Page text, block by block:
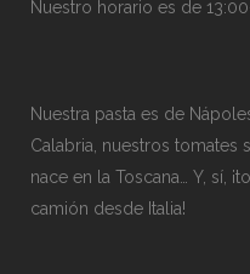
Nuestro horario es de
Nuestra pasta es de
Calabria, nuestros tomates
nace en la Toscana… Y, sí,
camión desde Italia!